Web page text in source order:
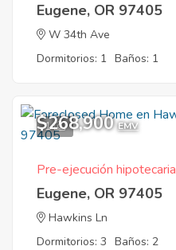
Eugene, OR 97405
W 34th Ave
Dormitorios: 1 Baños: 1
1
$268,900 EMV
Pre-ejecución hipotecaria
Eugene, OR 97405
Hawkins Ln
Dormitorios: 3 Baños: 2